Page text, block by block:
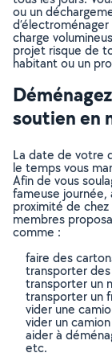
ou un
charge
projet risque de
habitant ou un
soutien en
La date de votre
le temps vous
Afin de vous
fameuse journée,
proximité de
membres
comme :
faire des
transporter
transporter un
transporter un
vider une
vider un camion
aider à
etc.